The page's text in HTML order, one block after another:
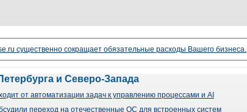
существенно сокращает обязательные расходы Вашего бизнеса.
и Северо-Запада
от автоматизации задач к управлению процессами и AI
переход на отечественные ОС для встроенных систем